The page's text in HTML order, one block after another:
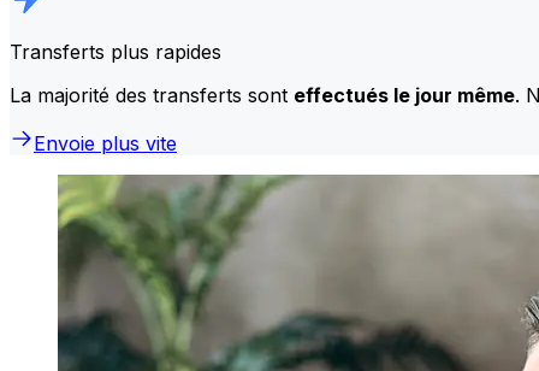
Transferts plus rapides
La majorité des transferts sont effectués le jour même.
Envoie plus vite